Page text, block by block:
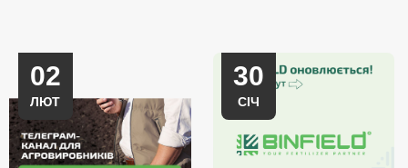
02
ЛЮТ
30
СІЧ